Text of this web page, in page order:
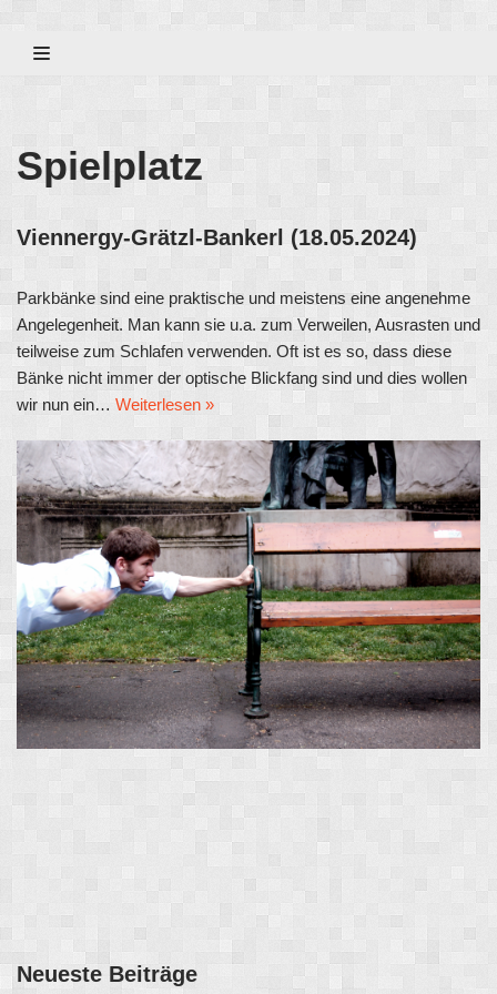
Zum
Spielplatz
Viennergy-Grätzl-Bankerl (18.05.2024)
Parkbänke sind eine praktische und meistens eine angenehme
Angelegenheit. Man kann sie u.a. zum Verweilen, Ausrasten und
teilweise zum Schlafen verwenden. Oft ist es so, dass diese
Bänke nicht immer der optische Blickfang sind und dies wollen
wir nun ein… Weiterlesen »
Neueste Beiträge